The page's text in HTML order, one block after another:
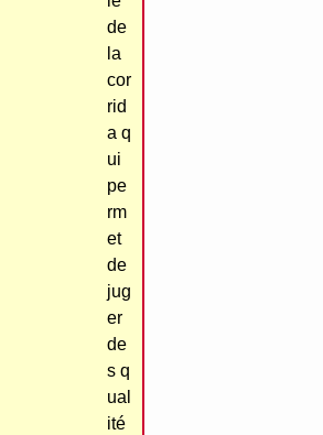
de
la
cor
rid
a q
ui
pe
rm
et
de
jug
er
de
s q
ual
ité